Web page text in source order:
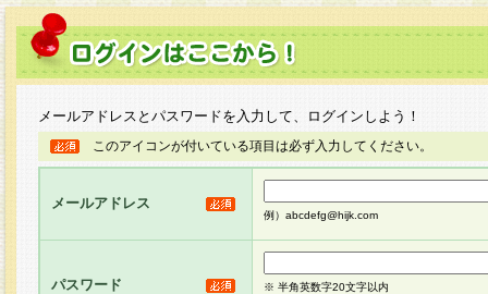
メールアドレスとパスワードを入力して、ログインしよう！
このアイコンが付いている項目は必ず入力してください。
メールアドレス
例）abcdefg@hijk.com
パスワード ※ 半角英数字20文字以内